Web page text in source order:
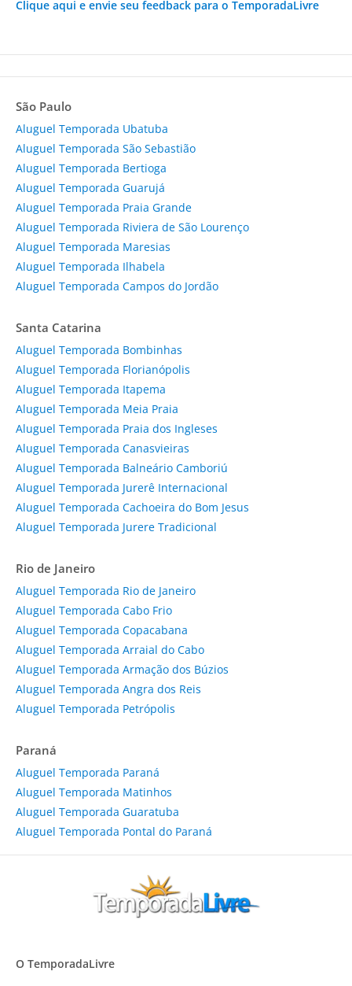
Clique aqui e envie seu feedback para o TemporadaLivre
São Paulo
Aluguel Temporada Ubatuba
Aluguel Temporada São Sebastião
Aluguel Temporada Bertioga
Aluguel Temporada Guarujá
Aluguel Temporada Praia Grande
Aluguel Temporada Riviera de São Lourenço
Aluguel Temporada Maresias
Aluguel Temporada Ilhabela
Aluguel Temporada Campos do Jordão
Santa Catarina
Aluguel Temporada Bombinhas
Aluguel Temporada Florianópolis
Aluguel Temporada Itapema
Aluguel Temporada Meia Praia
Aluguel Temporada Praia dos Ingleses
Aluguel Temporada Canasvieiras
Aluguel Temporada Balneário Camboriú
Aluguel Temporada Jurerê Internacional
Aluguel Temporada Cachoeira do Bom Jesus
Aluguel Temporada Jurere Tradicional
Rio de Janeiro
Aluguel Temporada Rio de Janeiro
Aluguel Temporada Cabo Frio
Aluguel Temporada Copacabana
Aluguel Temporada Arraial do Cabo
Aluguel Temporada Armação dos Búzios
Aluguel Temporada Angra dos Reis
Aluguel Temporada Petrópolis
Paraná
Aluguel Temporada Paraná
Aluguel Temporada Matinhos
Aluguel Temporada Guaratuba
Aluguel Temporada Pontal do Paraná
O TemporadaLivre